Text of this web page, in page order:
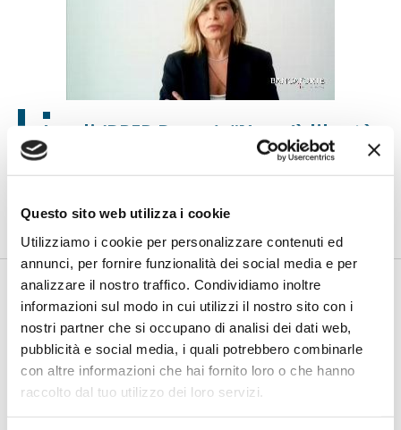
Questo sito web utilizza i cookie
Utilizziamo i cookie per personalizzare contenuti ed
annunci, per fornire funzionalità dei social media e per
analizzare il nostro traffico. Condividiamo inoltre
informazioni sul modo in cui utilizzi il nostro sito con i
nostri partner che si occupano di analisi dei dati web,
pubblicità e social media, i quali potrebbero combinarle
con altre informazioni che hai fornito loro o che hanno
raccolto dal tuo utilizzo dei loro servizi.
Landi (BPER Banca): “Non c’è libertà
reale senza autonomia economica”
di Flavio Padovan, Maddalena Libertini -Casa, formazione,
uscend...